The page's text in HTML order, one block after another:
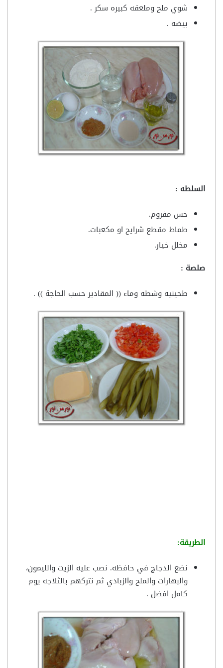
شوي ملح وملعقه كبيره سكر .
بيضه .
السلطه :
خس مفروم.
طماط مقطع شرايح او مكعبات.
مخلل خيار.
صلصة :
طحينيه وشطه وماء (( المقادير حسب الحاجة )) .
الطريقة:
نضع الدجاج في حافظه. نصب عليه الزيت والليمون،
والبهارات والملح والزبادي ثم نتركهم بالثلاجه يوم
كامل افضل .